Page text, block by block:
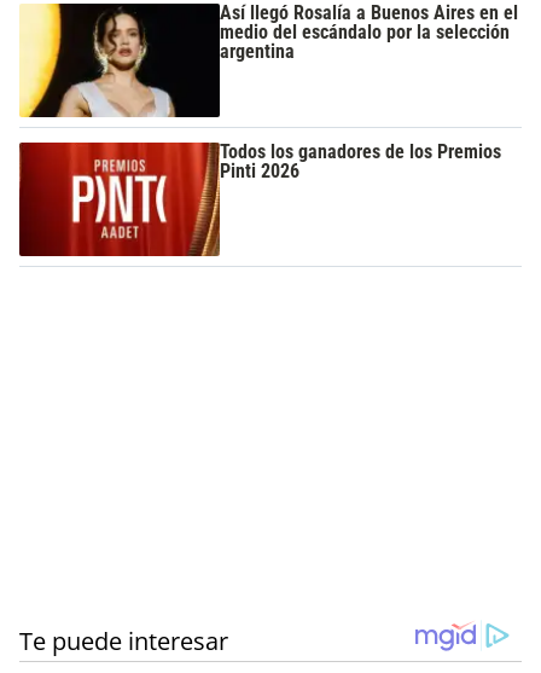
Así llegó Rosalía a Buenos Aires en el
medio del escándalo por la selección
argentina
Todos los ganadores de los Premios
Pinti 2026